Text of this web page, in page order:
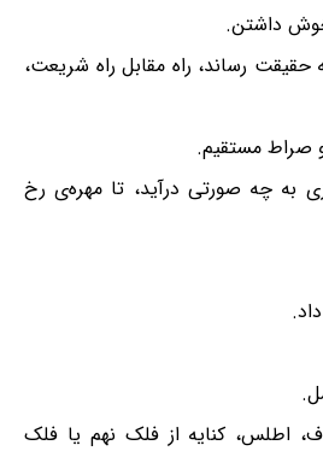
داشتن.
رساند، راه مقابل راه شریعت،
صراط مستقیم.
به چه صورتی درآید، تا مهره‌ی رخ
اطلس، کنایه از فلک نهم یا فلک